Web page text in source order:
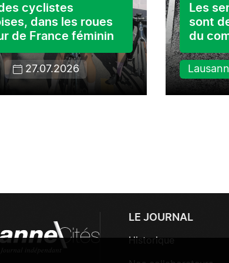
cyclistes
dans les roues
de France féminin
27.07.2026
Les
sont
du
LE JOURNAL
Historique